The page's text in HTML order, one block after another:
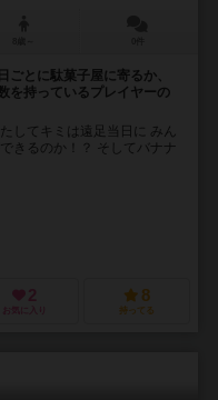
とに駄菓子屋に寄るか、
を持っているプレイヤーの
してキミは遠足当日に みん
きるのか！？ そしてバナナ
2
お気に入り
8
持ってる